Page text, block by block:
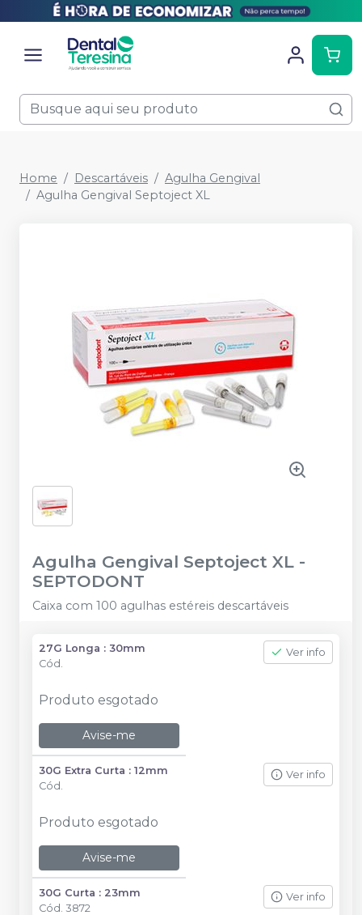
Home Descartáveis
Agulha Gengival
Agulha Gengival Septoject XL
Agulha Gengival Septoject XL -
SEPTODONT
Caixa com 100 agulhas estéreis descartáveis
27G Longa : 30mm
Cód.
Ver info
Produto esgotado
Avise-me
30G Extra Curta : 12mm
Cód.
Ver info
Produto esgotado
Avise-me
30G Curta : 23mm
Cód. 3872
Ver info